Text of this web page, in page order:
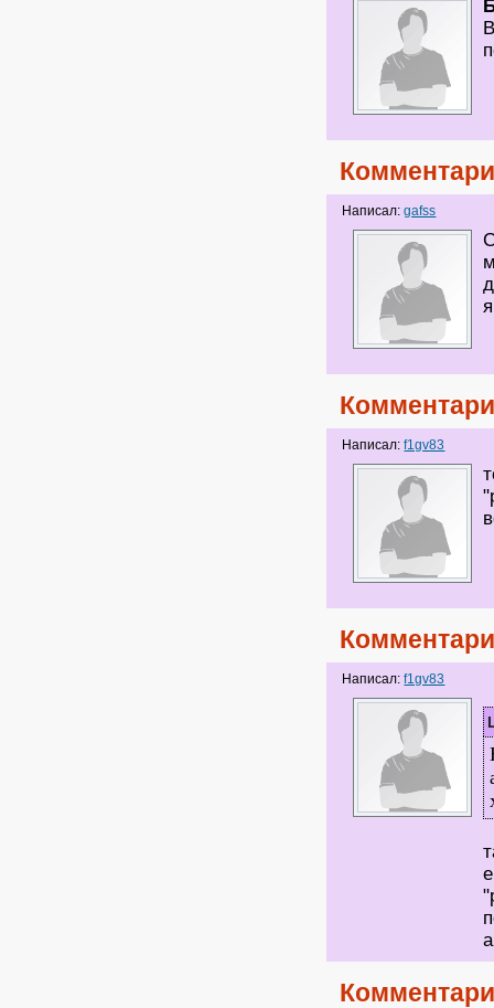
Написал:gafss
Написал:f1gv83
Написал:f1gv83